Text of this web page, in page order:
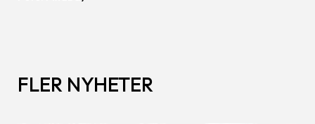
FLER NYHETER